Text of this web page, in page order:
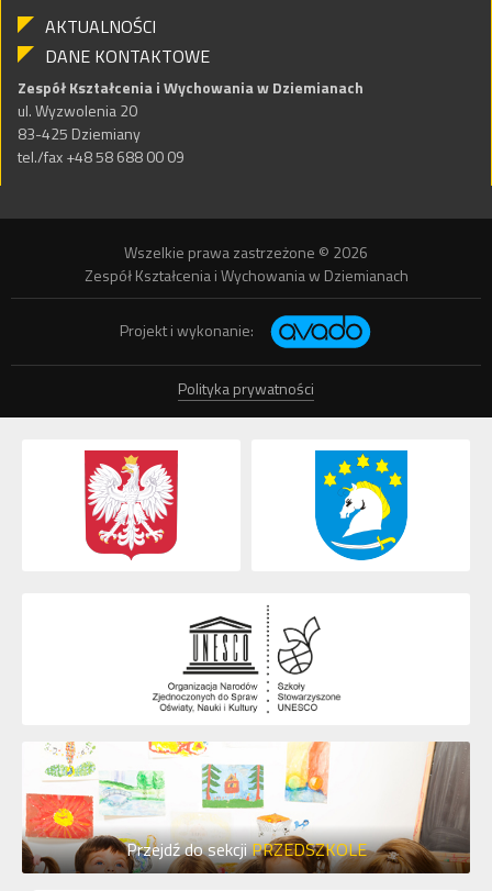
AKTUALNOŚCI
DANE KONTAKTOWE
Zespół Kształcenia i Wychowania w Dziemianach
ul. Wyzwolenia 20
83-425 Dziemiany
tel./fax +48 58 688 00 09
Wszelkie prawa zastrzeżone © 2026
Zespół Kształcenia i Wychowania w Dziemianach
Projekt i wykonanie:
Polityka prywatności
Przejdź do sekcjiPRZEDSZKOLE